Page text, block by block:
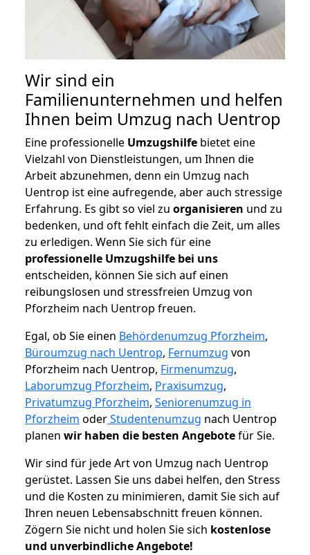
Wir sind ein
Familienunternehmen und helfen
Ihnen beim Umzug nach Uentrop
Eine professionelle Umzugshilfe bietet eine
Vielzahl von Dienstleistungen, um Ihnen die
Arbeit abzunehmen, denn ein Umzug nach
Uentrop ist eine aufregende, aber auch stressige
Erfahrung. Es gibt so viel zu organisieren und zu
bedenken, und oft fehlt einfach die Zeit, um alles
zu erledigen. Wenn Sie sich für eine
professionelle Umzugshilfe bei uns
entscheiden, können Sie sich auf einen
reibungslosen und stressfreien Umzug von
Pforzheim nach Uentrop freuen.
Egal, ob Sie einen Behördenumzug Pforzheim,
Büroumzug nach Uentrop, Fernumzug von
Pforzheim nach Uentrop, Firmenumzug,
Laborumzug Pforzheim, Praxisumzug,
Privatumzug Pforzheim, Seniorenumzug in
Pforzheim oderStudentenumzug nach Uentrop
planen wir haben die besten Angebotefür Sie.
Wir sind für jede Art von Umzug nach Uentrop
gerüstet. Lassen Sie uns dabei helfen, den Stress
und die Kosten zu minimieren, damit Sie sich auf
Ihren neuen Lebensabschnitt freuen können.
Zögern Sie nicht und holen Sie sich kostenlose
und unverbindliche Angebote!